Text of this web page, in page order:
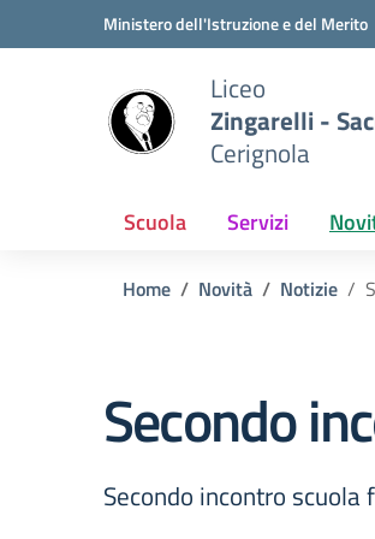
Vai ai contenuti
Vai al menu di navigazioneMinistero dell'Istruzione e del Merito
Liceo
Zingarelli -
Cerignola
Scuola Servizi
Home Novità Notizie
Secondo
Secondo incontro